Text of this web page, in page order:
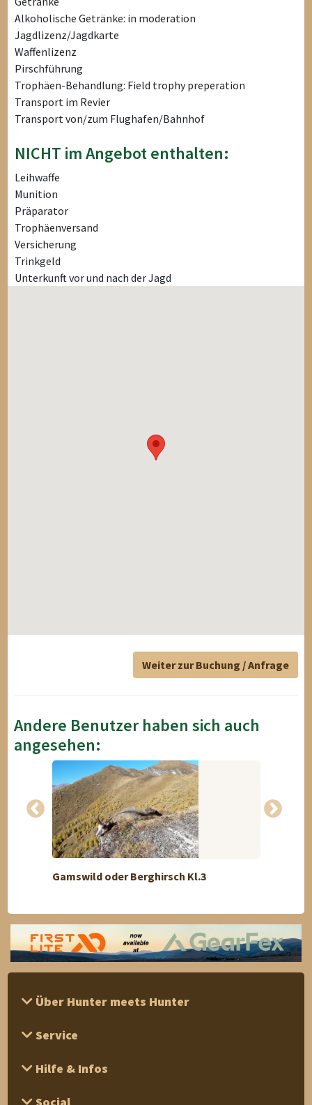
Alkoholische Getränke: in moderation
Jagdlizenz/Jagdkarte
Waffenlizenz
Pirschführung
Trophäen-Behandlung: Field trophy preperation
Transport im Revier
Transport von/zum Flughafen/Bahnhof
NICHT im Angebot enthalten:
Leihwaffe
Munition
Präparator
Trophäenversand
Versicherung
Trinkgeld
Unterkunft vor und nach der Jagd
Weiter zur Buchung / Anfrage
Andere Benutzer haben sich auch
angesehen:
Gamswild oder Berghirsch Kl.3
Über Hunter meets Hunter
Service
Hilfe & Infos
Social